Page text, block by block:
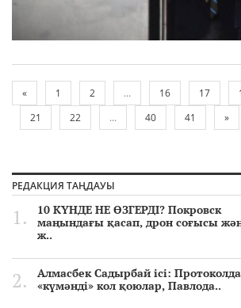
« 1 2 ... 16 17
21
22 ... 40 41 »
РЕДАКЦИЯ ТАҢДАУЫ
10 КҮНДЕ НЕ ӨЗГЕРДІ? Покровск
маңындағы қасап, дрон соғысы
ж..
Алмасбек Садырбай ісі:
«күмәнді» кол қоюлар, Павлода..